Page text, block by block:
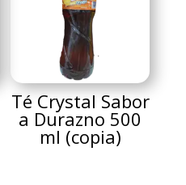
Té Crystal Sabor
a Durazno 500
ml (copia)